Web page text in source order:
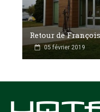
Retour de
05 février 2019